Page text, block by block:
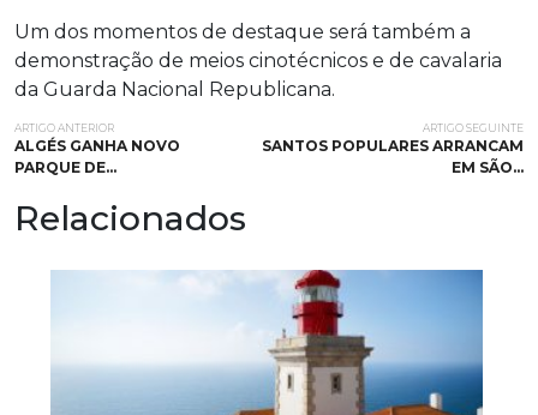
Um dos momentos de destaque será também a
demonstração de meios cinotécnicos e de cavalaria
da Guarda Nacional Republicana.
ARTIGO ANTERIOR
ALGÉS GANHA NOVO
PARQUE DE…
ARTIGO SEGUINTE
SANTOS POPULARES ARRANCAM
EM SÃO…
Relacionados